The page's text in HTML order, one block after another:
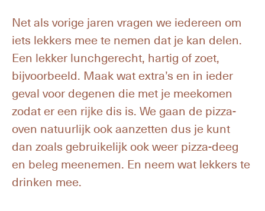
Net als vorige jaren vragen we iedereen om
iets lekkers mee te nemen dat je kan delen.
Een lekker lunchgerecht, hartig of zoet,
bijvoorbeeld. Maak wat extra’s en in ieder
geval voor degenen die met je meekomen
zodat er een rijke dis is. We gaan de pizza-
oven natuurlijk ook aanzetten dus je kunt
dan zoals gebruikelijk ook weer pizza-deeg
en beleg meenemen. En neem wat lekkers te
drinken mee.